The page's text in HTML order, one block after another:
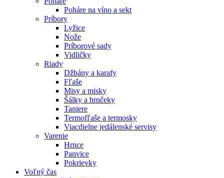
Poháre na víno a sekt
Príbory
Lyžice
Nože
Príborové sady
Vidličky
Riady
Džbány a karafy
Fľaše
Misy a misky
Šálky a hrnčeky
Taniere
Termofľaše a termosky
Viacdielne jedálenské servisy
Varenie
Hrnce
Panvice
Pokrievky
Voľný čas